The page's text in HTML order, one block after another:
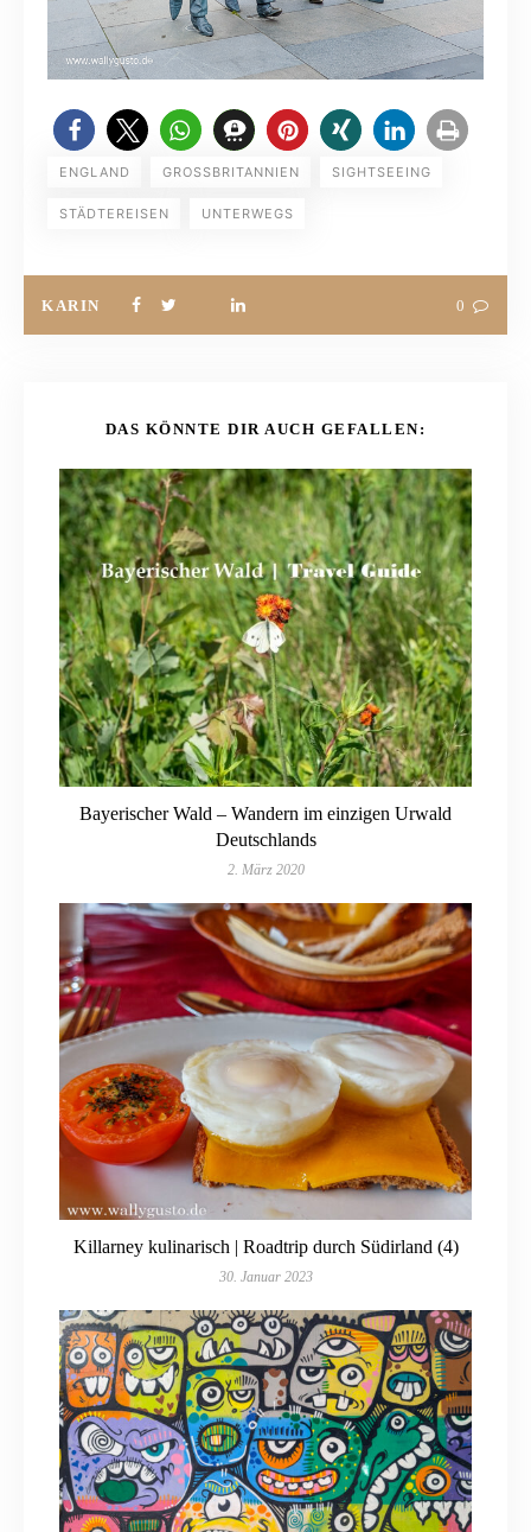
ENGLAND GROSSBRITANNIEN SIGHTSEEING
STÄDTEREISEN UNTERWEGS
KARIN 0
DAS KÖNNTE DIR AUCH GEFALLEN:
Bayerischer Wald – Wandern im einzigen Urwald
Deutschlands
2. März 2020
Killarney kulinarisch | Roadtrip durch Südirland (4)
30. Januar 2023